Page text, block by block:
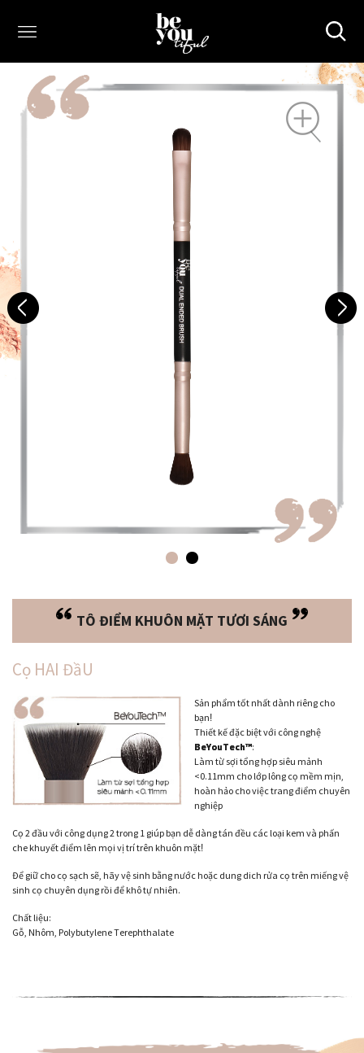
TÔ ĐIỂM KHUÔN MẶT TƯƠI SÁNG
Cọ HAI ĐầU
Sản phẩm tốt nhất dành riêng cho
bạn!
Thiết kế đặc biệt với công nghệ
BeYouTech™:
Làm từ sợi tổng hợp siêu mảnh
<0.11mm cho lớp lông cọ mềm mịn,
hoàn hảo cho việc trang điểm chuyên
nghiệp
Cọ 2 đầu với công dụng 2 trong 1 giúp bạn dễ dàng tán đều các loại kem và phấn
che khuyết điểm lên mọi vị trí trên khuôn mặt!
Để giữ cho cọ sạch sẽ, hãy vệ sinh bằng nước hoặc dung dich rửa cọ trên miếng vệ
sinh cọ chuyên dụng rồi để khô tự nhiên.
Chất liệu:
Gỗ, Nhôm, Polybutylene Terephthalate